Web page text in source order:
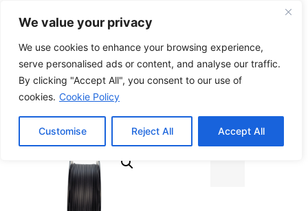
We value your privacy
We use cookies to enhance your browsing experience,
serve personalised ads or content, and analyse our traffic.
By clicking "Accept All", you consent to our use of
cookies. Cookie Policy
Customise Reject All Accept All
Hem/Filament /PLA
Eazyprint PLA-CF